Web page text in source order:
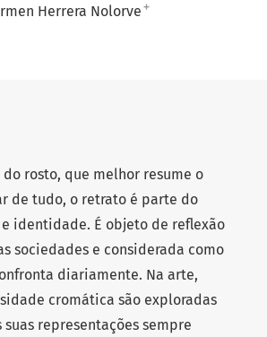
Herrera Nolorve +
rosto, que melhor resume o
de tudo, o retrato é parte do
identidade. É objeto de reflexão
sociedades e considerada como
diariamente. Na arte,
cromática são exploradas
representações sempre